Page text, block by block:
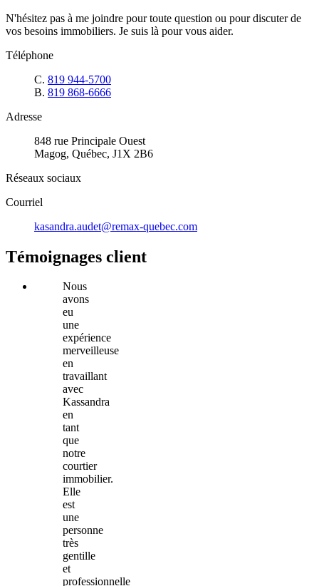
N'hésitez pas à me joindre pour toute question ou pour discuter de
vos besoins immobiliers. Je suis là pour vous aider.
Téléphone
C. 819 944-5700
B. 819 868-6666
Adresse
848 rue Principale Ouest
Magog, Québec, J1X 2B6
Réseaux sociaux
Courriel
kasandra.audet@remax-quebec.com
Témoignages client
Nous
avons
eu
une
expérience
merveilleuse
en
travaillant
avec
Kassandra
en
tant
que
notre
courtier
immobilier.
Elle
est
une
personne
très
gentille
et
professionnelle